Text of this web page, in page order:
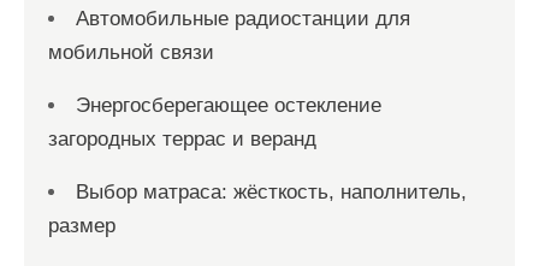
Автомобильные радиостанции для
мобильной связи
Энергосберегающее остекление
загородных террас и веранд
Выбор матраса: жёсткость, наполнитель,
размер